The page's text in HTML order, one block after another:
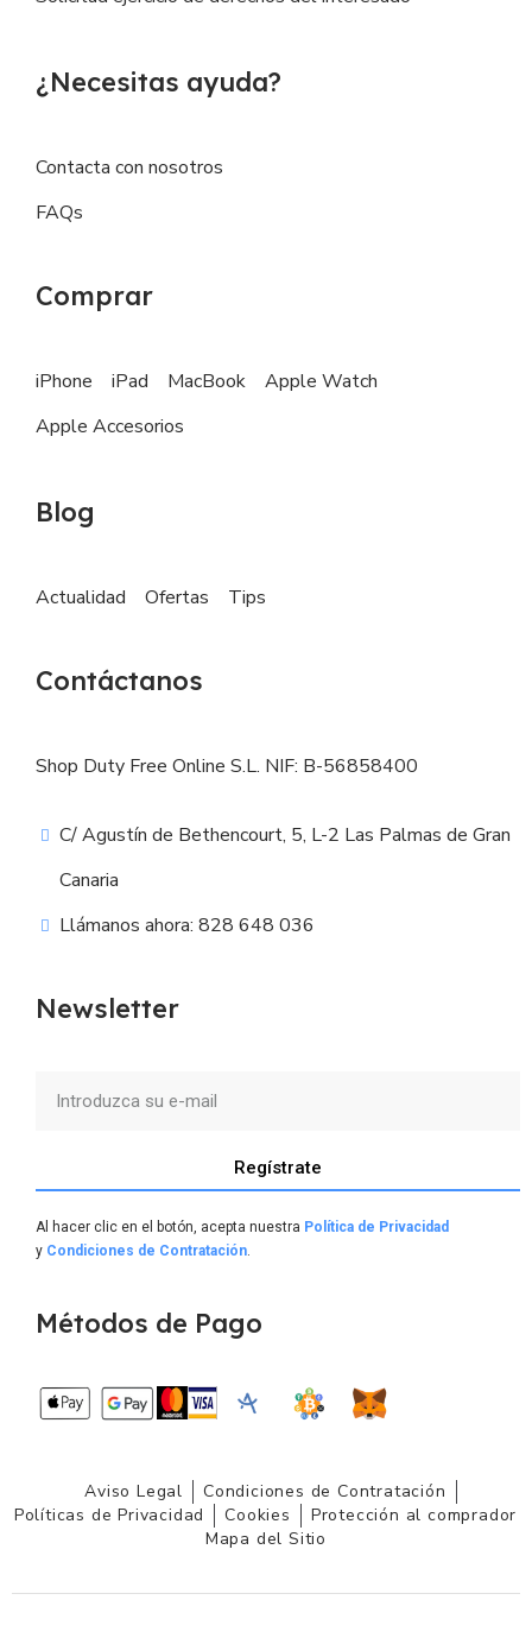
¿Necesitas ayuda?
Contacta con nosotros
FAQs
Comprar
iPhone iPad MacBook
Apple Watch
Apple Accesorios
Blog
Actualidad Ofertas Tips
Contáctanos
Shop Duty Free Online S.L. NIF: B-56858400
C/ Agustín de Bethencourt, 5, L-2 Las Palmas de Gran
Canaria
Llámanos ahora: 828 648 036
Newsletter
Regístrate
Al hacer clic en el botón, acepta nuestra Política de Privacidad
y Condiciones de Contratación
Métodos de Pago
Aviso Legal
Condiciones de Contratación
Políticas de Privacidad
Cookies
Protección al comprador
Mapa del Sitio